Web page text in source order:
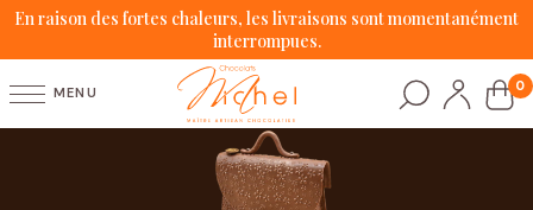
En raison des fortes chaleurs, les livraisons sont momentanément
interrompues.
MENU 0